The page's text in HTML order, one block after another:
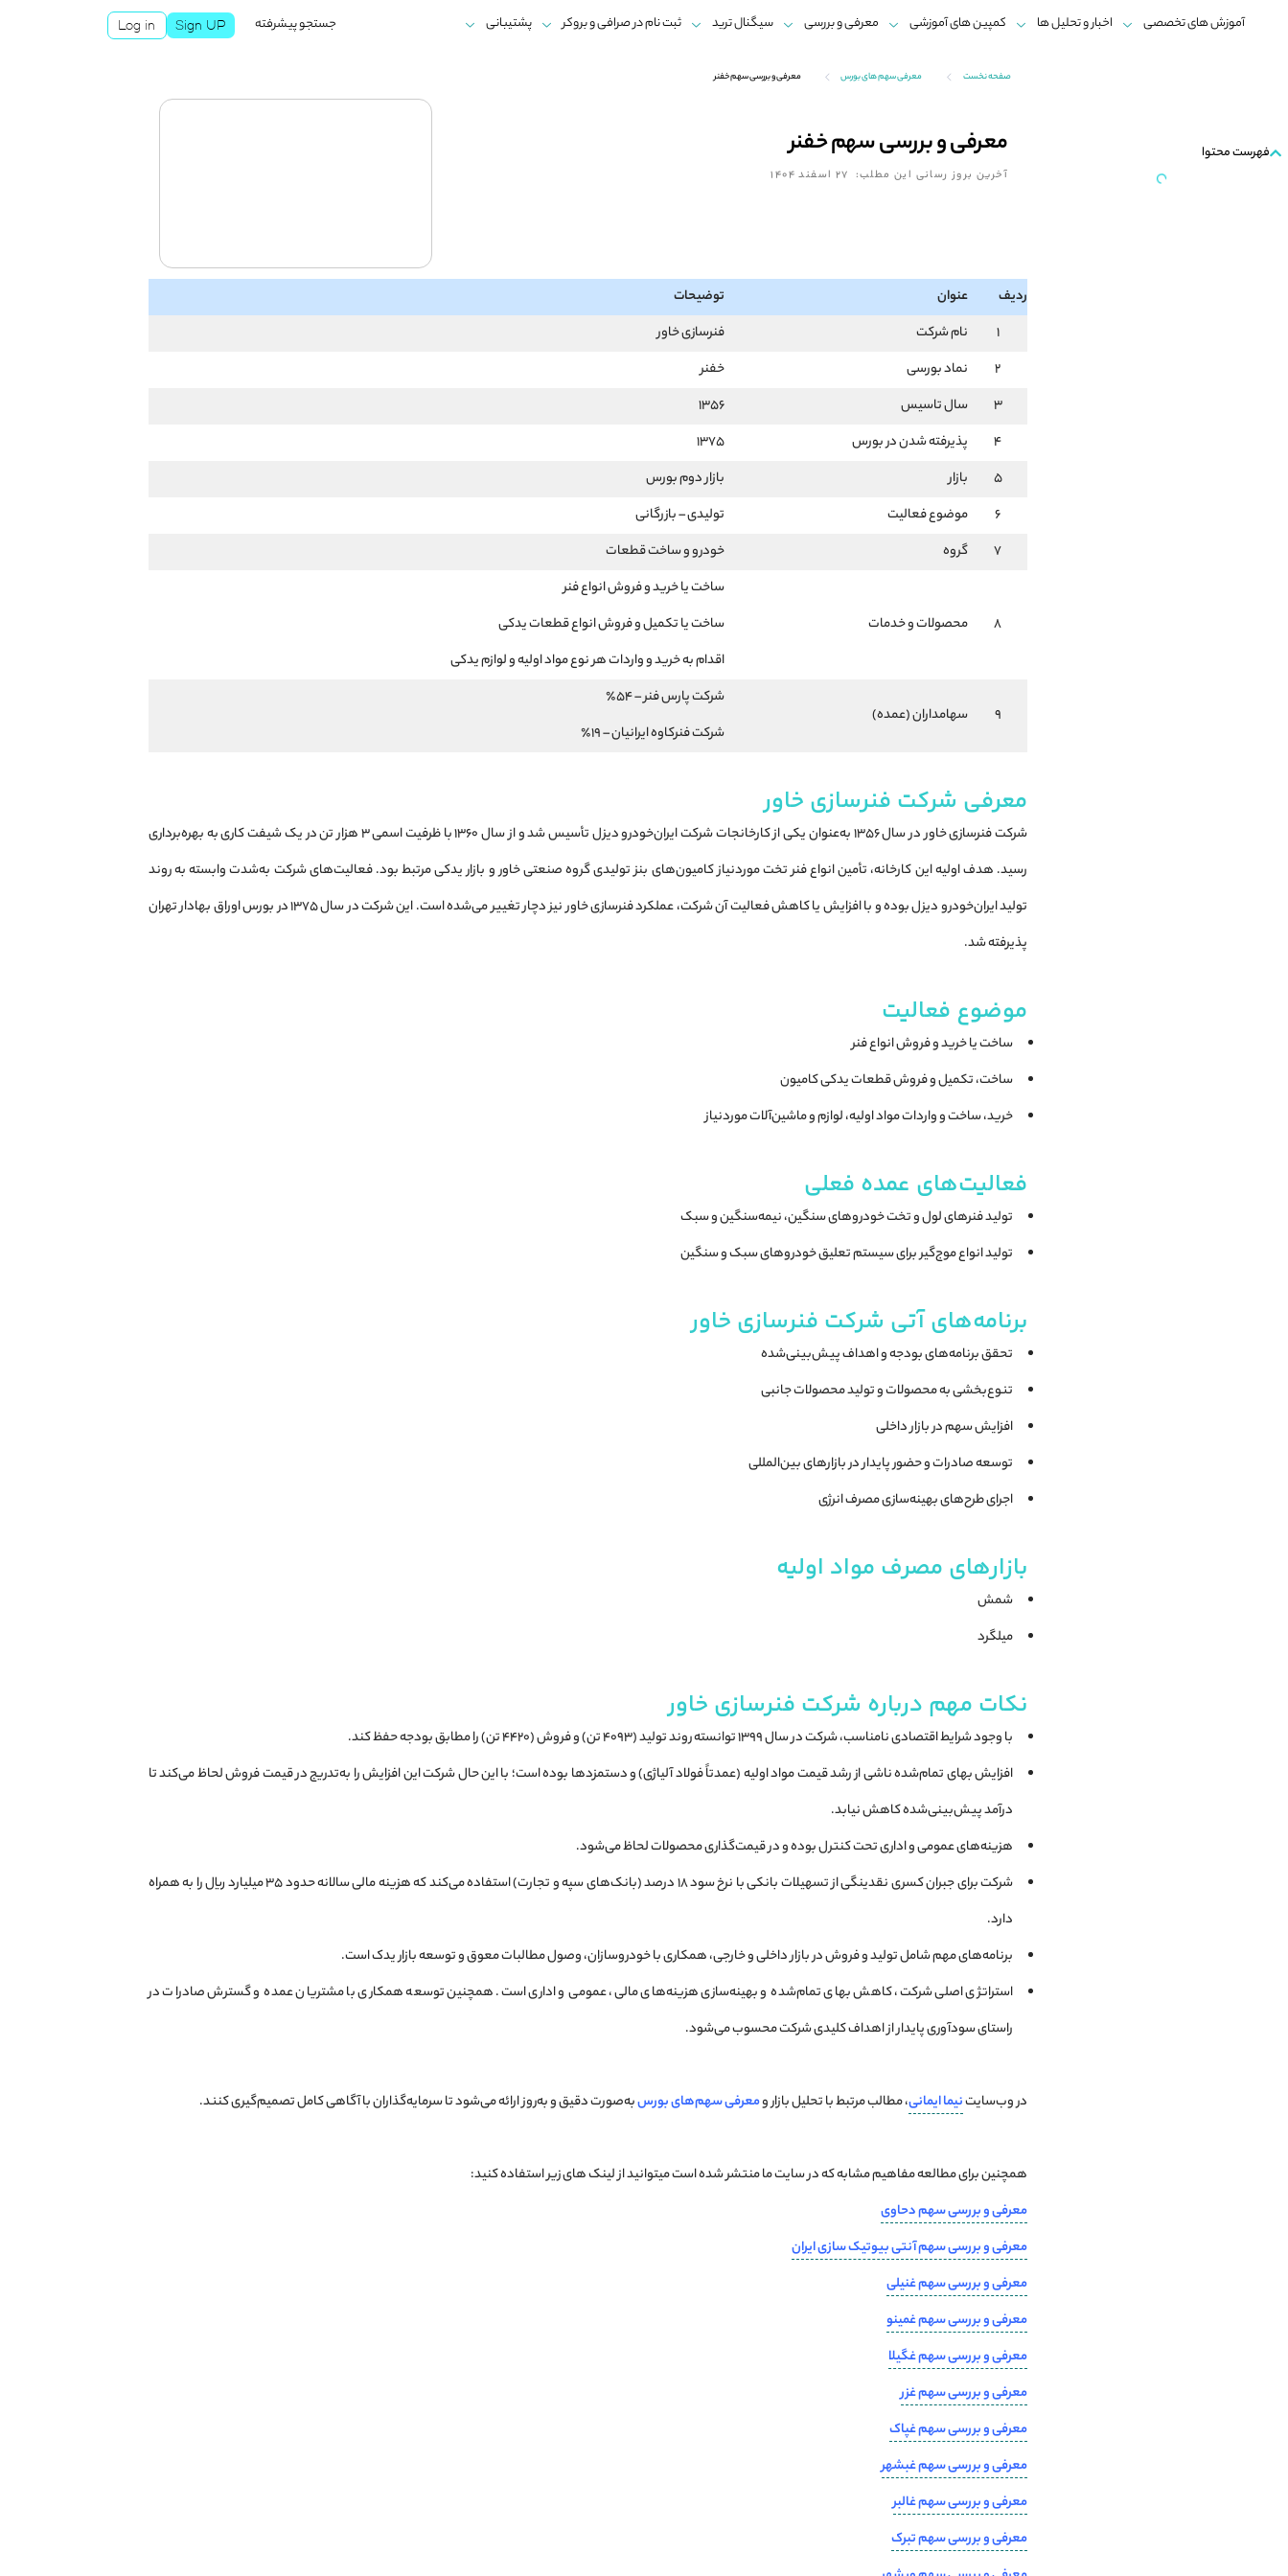
Log in Sign UP جستجو پیشرفته آموزش های تخصصی اخبار و تحلیل ها کمپین های آموزشی معرفی و بررسی سیگنال ترید ثبت نام در صرافی و بروکر پشتیبانی
صفحه نخست معرفی سهم های بورس معرفی و بررسی سهم خفنر
معرفی و بررسی سهم خفنر
آخرین بروز رسانی این مطلب: 27 اسفند 1404
ردیف عنوان
توضیحات
1
نام شرکت
فنرسازی خاور
2
نماد بورسی
خفنر
3
سال تاسیس
1356
4
پذیرفته شدن در بورس
1375
5
بازار
بازار دوم بورس
6
موضوع فعالیت
تولیدی – بازرگانی
7
گروه خودرو و ساخت قطعات
8 محصولات و خدمات
ساخت یا خرید و فروش انواع فنر
ساخت یا تکمیل و فروش انواع قطعات یدکی
اقدام به خرید و واردات هر نوع مواد اولیه و لوازم یدکی
9 سهامداران (عمده)
شرکت پارس فنر – 54٪
شرکت فنرکاوه ایرانیان – 19٪
معرفی شرکت فنرسازی خاور
شرکت فنرسازی خاور در سال ۱۳۵۶ به‌عنوان یکی از کارخانجات شرکت ایران‌خودرو دیزل تأسیس شد و از سال ۱۳۶۰ با ظرفیت اسمی ۳ هزار تن در یک شیفت کاری به بهره‌برداری
رسید. هدف اولیه این کارخانه، تأمین انواع فنر تخت موردنیاز کامیون‌های بنز تولیدی گروه صنعتی خاور و بازار یدکی مرتبط بود. فعالیت‌های شرکت به‌شدت وابسته به روند
تولید ایران‌خودرو دیزل بوده و با افزایش یا کاهش فعالیت آن شرکت، عملکرد فنرسازی خاور نیز دچار تغییر می‌شده است. این شرکت در سال ۱۳۷۵ در بورس اوراق بهادار تهران
پذیرفته شد.
موضوع فعالیت
ساخت یا خرید و فروش انواع فنر
ساخت، تکمیل و فروش قطعات یدکی کامیون
خرید، ساخت و واردات مواد اولیه، لوازم و ماشین‌آلات موردنیاز
فعالیت‌های عمده فعلی
تولید فنرهای لول و تخت خودروهای سنگین، نیمه‌سنگین و سبک
تولید انواع موج‌گیر برای سیستم تعلیق خودروهای سبک و سنگین
برنامه‌های آتی شرکت فنرسازی خاور
تحقق برنامه‌های بودجه و اهداف پیش‌بینی‌شده
تنوع‌بخشی به محصولات و تولید محصولات جانبی
افزایش سهم در بازار داخلی
توسعه صادرات و حضور پایدار در بازارهای بین‌المللی
اجرای طرح‌های بهینه‌سازی مصرف انرژی
بازارهای مصرف مواد اولیه
شمش
میلگرد
نکات مهم درباره شرکت فنرسازی خاور
با وجود شرایط اقتصادی نامناسب، شرکت در سال ۱۳۹۹ توانسته روند تولید (۴۰۹۳ تن) و فروش (۴۴۲۰ تن) را مطابق بودجه حفظ کند.
افزایش بهای تمام‌شده ناشی از رشد قیمت مواد اولیه (عمدتاً فولاد آلیاژی) و دستمزدها بوده است؛ با این حال شرکت این افزایش را به‌تدریج در قیمت فروش لحاظ می‌کند تا
درآمد پیش‌بینی‌شده کاهش نیابد.
هزینه‌های عمومی و اداری تحت کنترل بوده و در قیمت‌گذاری محصولات لحاظ می‌شود.
شرکت برای جبران کسری نقدینگی از تسهیلات بانکی با نرخ سود ۱۸ درصد (بانک‌های سپه و تجارت) استفاده می‌کند که هزینه مالی سالانه حدود ۳۵ میلیارد ریال را به همراه
دارد.
برنامه‌های مهم شامل تولید و فروش در بازار داخلی و خارجی، همکاری با خودروسازان، وصول مطالبات معوق و توسعه بازار یدک است.
استراتژی اصلی شرکت، کاهش بهای تمام‌شده و بهینه‌سازی هزینه‌های مالی، عمومی و اداری است. همچنین توسعه همکاری با مشتریان عمده و گسترش صادرات در
راستای سودآوری پایدار از اهداف کلیدی شرکت محسوب می‌شود.
در وب‌سایتنیما ایمانی، مطالب مرتبط با تحلیل بازار ومعرفی سهم‌های بورسبه‌صورت دقیق و به‌روز ارائه می‌شود تا سرمایه‌گذاران با آگاهی کامل تصمیم‌گیری کنند.
همچنین برای مطالعه مفاهیم مشابه که در سایت ما منتشر شده است میتوانید از لینک های زیر استفاده کنید:
معرفی و بررسی سهم دحاوی
معرفی و بررسی سهم آنتی بیوتیک سازی ایران
معرفی و بررسی سهم غنیلی
معرفی و بررسی سهم غمینو
معرفی و بررسی سهم غگیلا
معرفی و بررسی سهم غزر
معرفی و بررسی سهم غپاک
معرفی و بررسی سهم غبشهر
معرفی و بررسی سهم غالبر
معرفی و بررسی سهم تبرک
فهرست محتوا